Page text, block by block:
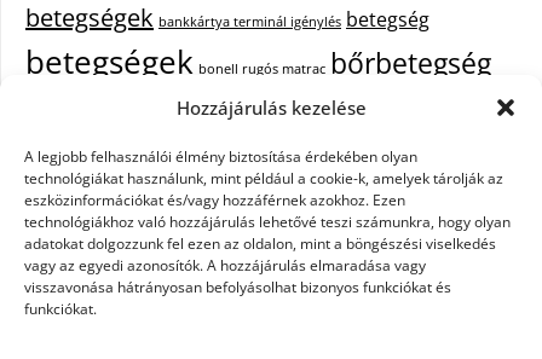
Hozzájárulás kezelése
A legjobb felhasználói élmény biztosítása érdekében olyan
technológiákat használunk, mint például a cookie-k, amelyek tárolják az
eszközinformációkat és/vagy hozzáférnek azokhoz. Ezen
technológiákhoz való hozzájárulás lehetővé teszi számunkra, hogy olyan
adatokat dolgozzunk fel ezen az oldalon, mint a böngészési viselkedés
vagy az egyedi azonosítók. A hozzájárulás elmaradása vagy
visszavonása hátrányosan befolyásolhat bizonyos funkciókat és
funkciókat.
betegségek bankkártya terminál igénylés betegség
betegségek bonell rugós matrac bőrbetegség
bőrbetegségek cukorbetegség
debrecen iroda bérlés egészségügyi piercing epekőepilepszia
tisztítása fejfájás festőszerszám fájdalom háztartási gép
hűtőszekrény immunrendszer keringető szivattyú kazánhoz kisfiú
cipő műanyag kosár műszempilla napelem szaldó elszámolás
pajzsmirigy betegségekpajzsmirigy betegség lelki okai